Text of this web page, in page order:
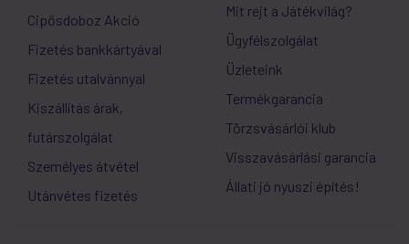
Cipősdoboz Akció
Fizetés bankkártyával
Fizetés utalvánnyal
Kiszállítás árak,
futárszolgálat
Személyes átvétel
Utánvétes fizetés
Mit rejt a Játékvilág?
Ügyfélszolgálat
Üzleteink
Termékgarancia
Törzsvásárlói klub
Visszavásárlási garancia
Állati jó nyuszi építés!